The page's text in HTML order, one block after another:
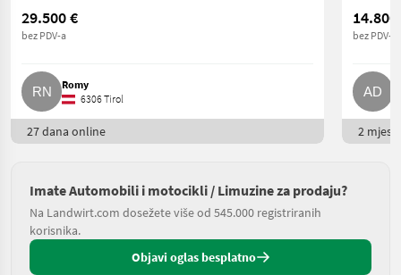
29.500 €
bez PDV-a
Romy
6306 Tirol
27 dana online
14.800
bez PDV-a
2
Imate Automobili i motocikli / Limuzine za prodaju?
Na Landwirt.com dosežete više od 545.000 registriranih
korisnika.
Objavi oglas besplatno